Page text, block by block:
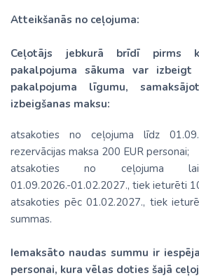
Atteikšanās no ceļojuma:
Ceļotājs jebkurā brīdī pirms
pakalpojuma sākuma var izbeigt
pakalpojuma līgumu,
izbeigšanas maksu:
atsakoties no ceļojuma līdz
rezervācijas maksa 200 EUR personai;
atsakoties no ceļojuma
01.09.2026.-01.02.2027., tiek ieturēti
atsakoties pēc 01.02.2027., tiek
summas.
Iemaksāto naudas summu ir
personai, kura vēlas doties šajā